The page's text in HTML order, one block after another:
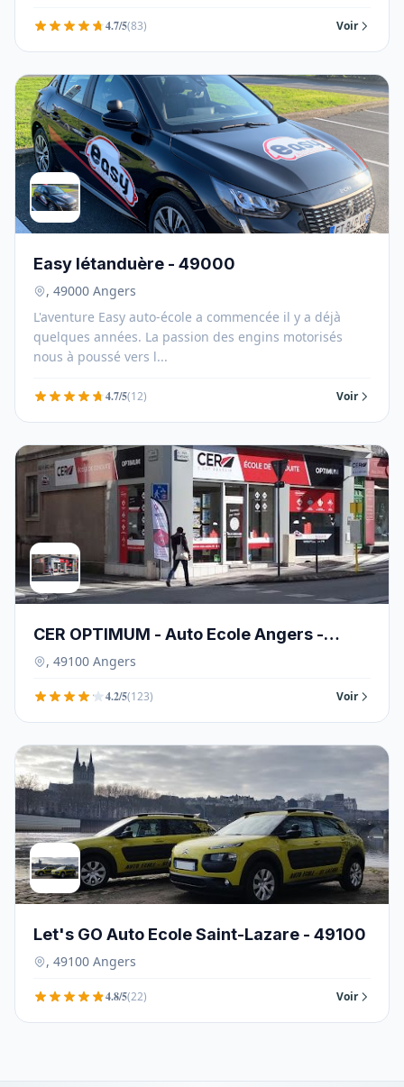
4.7/5(83) Voir
Easy létanduère - 49000
, 49000 Angers
L'aventure Easy auto-école a commencée il y a déjà
quelques années. La passion des engins motorisés
nous à poussé vers l...
4.7/5(12) Voir
CER OPTIMUM - Auto Ecole Angers -
49100
, 49100 Angers
4.2/5(123) Voir
Let's GO Auto Ecole Saint-Lazare - 49100
, 49100 Angers
4.8/5(22) Voir